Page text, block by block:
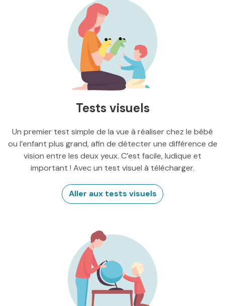
Tests visuels
Un premier test simple de la vue à réaliser chez le bébé
ou l’enfant plus grand, afin de détecter une différence de
vision entre les deux yeux. C’est facile, ludique et
important ! Avec un test visuel à télécharger.
Aller aux tests visuels